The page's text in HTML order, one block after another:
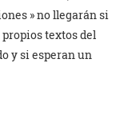
» no llegarán si
propios textos del
y si esperan un